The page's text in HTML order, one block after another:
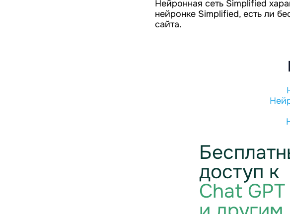
Нейронная сеть Simplified
нейронке Simplified, есть ли
сайта.
доступ к
Chat GPT